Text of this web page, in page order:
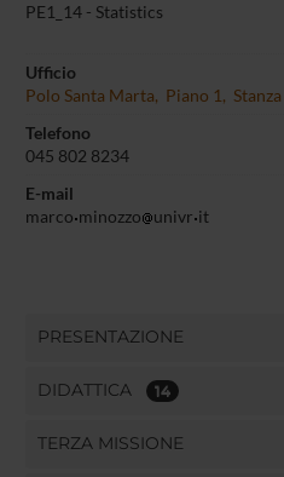
PE1_14 - Statistics
Ufficio
Polo Santa Marta, Piano 1,
Telefono
045 802 8234
E-mail
marco minozzo univr it
PRESENTAZIONE
DIDATTICA 14
TERZA MISSIONE